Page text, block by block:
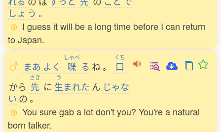
しょ う 。
I guess it will be a long time before I can return
to Japan.
まあ よく
しゃべ
喋 る ね。
くち
口
から
さき
先 に
う
生まれた ん じゃな
い の。
You sure gab a lot don't you? You're a natural
born talker.